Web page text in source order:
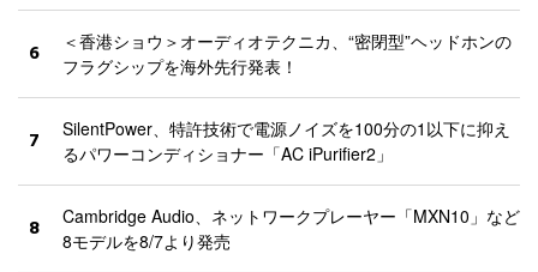
6
＜香港ショウ＞オーディオテクニカ、“密閉型”ヘッドホンの
フラグシップを海外先行発表！
7
SilentPower、特許技術で電源ノイズを100分の1以下に抑え
るパワーコンディショナー「AC iPurifier2」
8
Cambridge Audio、ネットワークプレーヤー「MXN10」など
8モデルを8/7より発売